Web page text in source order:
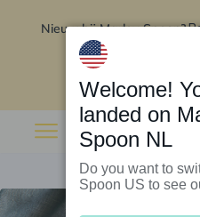
Nieuw bij Marley Spoon?
Welcome!
landed on
Spoon NL
Do you want to
Spoon US to see